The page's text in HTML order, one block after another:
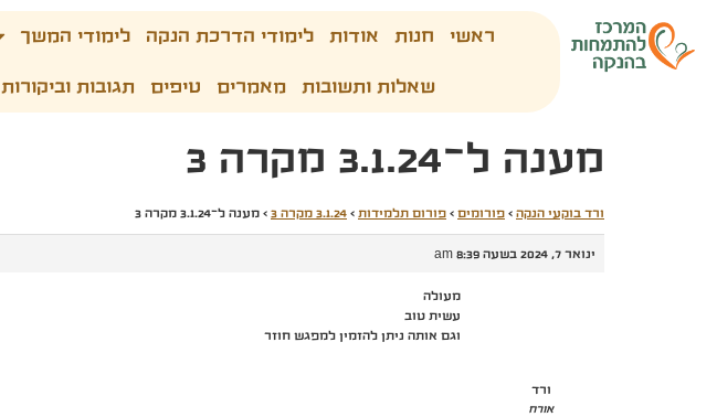
ראשי חנות אודות לימודי הדרכת הנקה לימודי המשך
שאלות ותשובות מאמרים טיפים תגובות וביקורות
מענה ל־3.1.24 מקרה 3
ורד בוקעי הנקה › פורומים › פורום תלמידות › 3.1.24 מקרה 3 › מענה ל־3.1.24 מקרה 3
ינואר 7, 2024 בשעה 8:39 am
ורד
אורח
מעולה
עשית טוב
וגם אותה ניתן להזמין למפגש חוזר